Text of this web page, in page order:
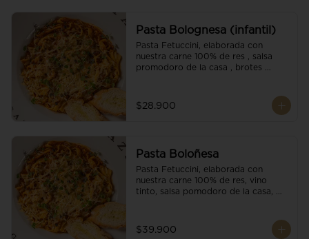
Pasta Bolognesa (infantil)
Pasta Fetuccini, elaborada con
nuestra carne 100% de res , salsa
promodoro de la casa , brotes
$28.900
Pasta Boloñesa
Pasta Fetuccini, elaborada con
nuestra carne 100% de res, vino
tinto, salsa pomodoro de la casa,
$39.900